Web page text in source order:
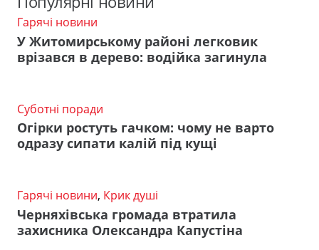
Гарячі новини
У Житомирському районі легковик
врізався в дерево: водійка загинула
Суботні поради
Огірки ростуть гачком: чому не варто
одразу сипати калій під кущі
Гарячі новини, Крик душі
Черняхівська громада втратила
захисника Олександра Капустіна